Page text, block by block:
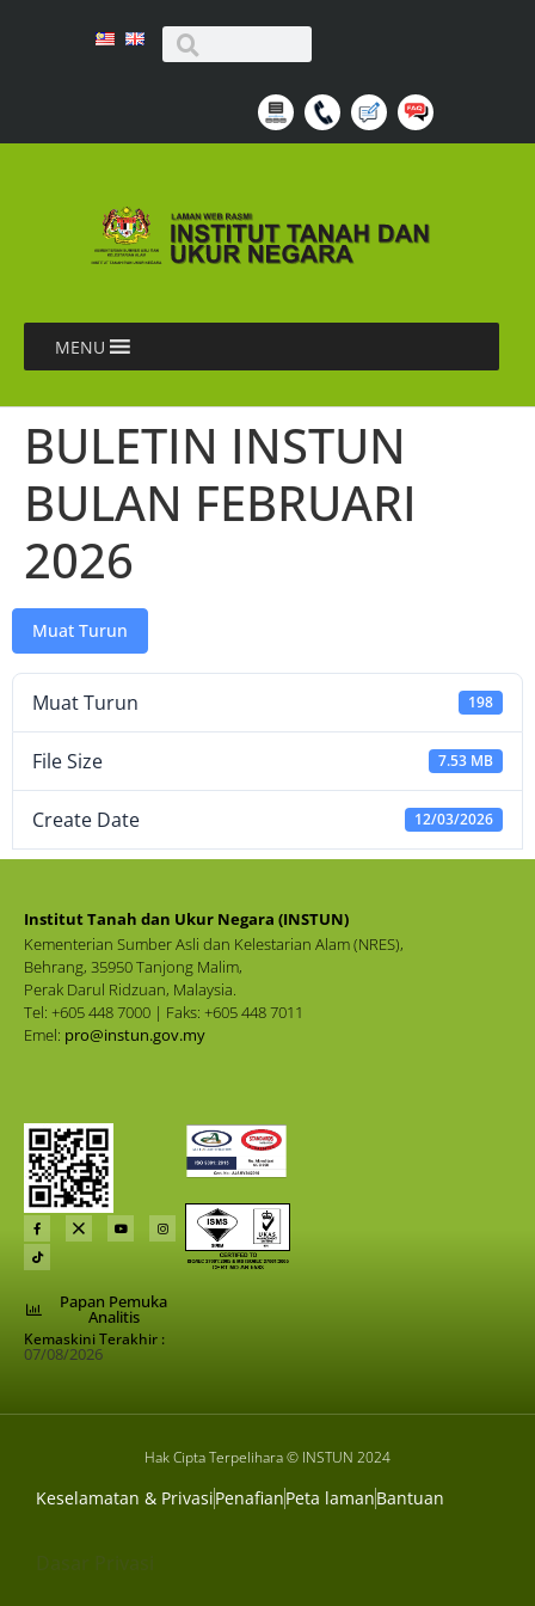
MENU
BULETIN INSTUN
BULAN FEBRUARI
2026
Muat Turun
Muat Turun 198
File Size 7.53 MB
Create Date 12/03/2026
Institut Tanah dan Ukur Negara (INSTUN)
Kementerian Sumber Asli dan Kelestarian Alam (NRES),
Behrang, 35950 Tanjong Malim,
Perak Darul Ridzuan, Malaysia.
Tel: +605 448 7000 | Faks: +605 448 7011
Emel: pro@instun.gov.my
Papan Pemuka
Analitis
Kemaskini Terakhir :
07/08/2026
Hak Cipta Terpelihara © INSTUN 2024
Keselamatan & PrivasiPenafianPeta lamanBantuan